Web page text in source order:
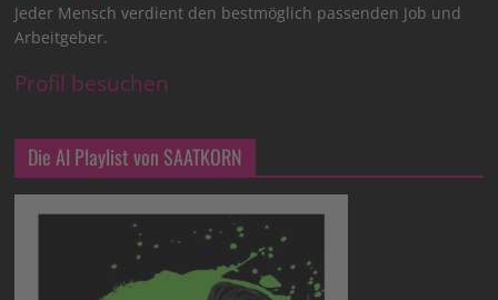
Jeder Mensch verdient den bestmöglich passenden Job und
Arbeitgeber.
Profil besuchen
Die AI Playlist von SAATKORN